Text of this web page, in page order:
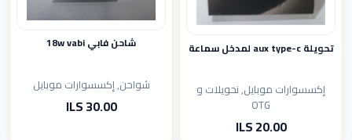
تحويلة aux type-c لمدخل سماعة
إكسسوارات موبايل, نحويلات و
OTG
20.00 ILS
شاحن فابي 18w vabi
شواحن, إكسسوارات موبايل
30.00 ILS